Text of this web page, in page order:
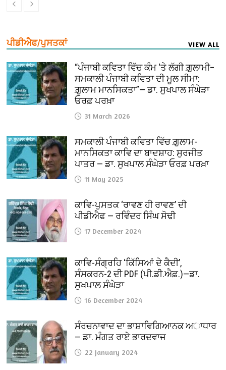
ਪੀਡੀਐਫ/ਪੁਸਤਕਾਂ VIEW ALL
“ਪੰਜਾਬੀ ਕਵਿਤਾ ਵਿੱਚ ਕੰਮ ‘ਤੇ ਲੱਗੀ ਗ਼ੁਲਾਮੀ–
ਸਮਕਾਲੀ ਪੰਜਾਬੀ ਕਵਿਤਾ ਦੀ ਮੂਲ ਸੀਮਾ:
ਗ਼ੁਲਾਮ ਮਾਨਸਿਕਤਾ”— ਡਾ. ਸੁਖਪਾਲ ਸੰਘੇੜਾ
ਓਰਫ਼ ਪਰਖ਼ਾ
31 March 2026
ਸਮਕਾਲੀ ਪੰਜਾਬੀ ਕਵਿਤਾ ਵਿੱਚ ਗ਼ੁਲਾਮ-
ਮਾਨਸਿਕਤਾ ਕਾਵਿ ਦਾ ਬਾਦਸ਼ਾਹ: ਸੁਰਜੀਤ
ਪਾਤਰ — ਡਾ. ਸੁਖਪਾਲ ਸੰਘੇੜਾ ਓਰਫ਼ ਪਰਖ਼ਾ
11 May 2025
ਕਾਵਿ-ਪੁਸਤਕ ‘ਰਾਵਣ ਹੀ ਰਾਵਣ’ ਦੀ
ਪੀਡੀਐਫ — ਰਵਿੰਦਰ ਸਿੰਘ ਸੋਢੀ
17 December 2024
ਕਾਵਿ-ਸੰਗ੍ਰਹਿ ‘ਕਿੱਸਿਆਂ ਦੇ ਕੈਦੀ’,
ਸੰਸਕਰਨ-2 ਦੀ PDF (ਪੀ.ਡੀ.ਐਫ਼.)—ਡਾ.
ਸੁਖਪਾਲ ਸੰਘੇੜਾ
16 December 2024
ਸੰਰਚਨਾਵਾਦ ਦਾ ਭਾਸ਼ਾਵਿਗਿਆਨਕ ਅਾਧਾਰ
— ਡਾ. ਮੰਗਤ ਰਾਏ ਭਾਰਦਵਾਜ
22 January 2024